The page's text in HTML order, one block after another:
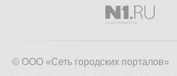
© ООО «Сеть городских порталов»